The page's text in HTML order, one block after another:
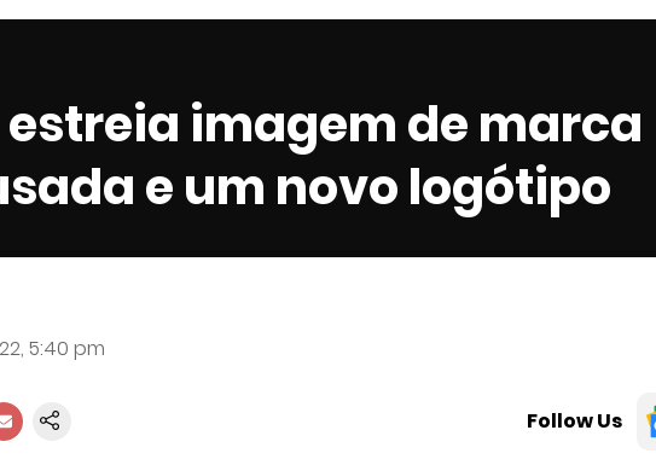
imagem de marca
e um novo logótipo
5:40 pm
Follow Us